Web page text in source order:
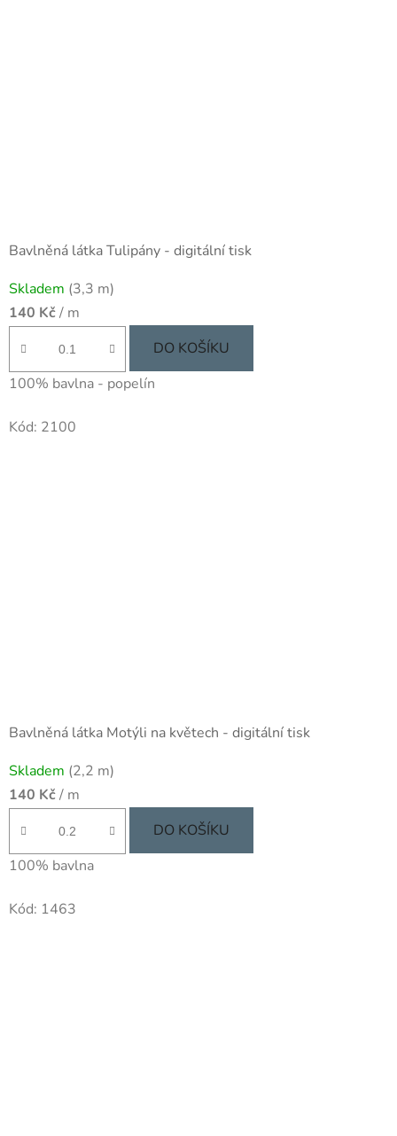
Bavlněná látka Tulipány - digitální tisk
hodnocení
produktu
5,0
z
5
Skladem (3,3 m)
140 Kč/ m
DO KOŠÍKU
100% bavlna - popelín
Kód: 2100
Bavlněná látka Motýli na květech - digitální tisk
Skladem (2,2 m)
140 Kč/ m
DO KOŠÍKU
100% bavlna
Kód: 1463